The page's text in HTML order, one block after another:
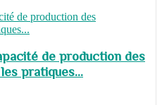
de production des
pratiques...